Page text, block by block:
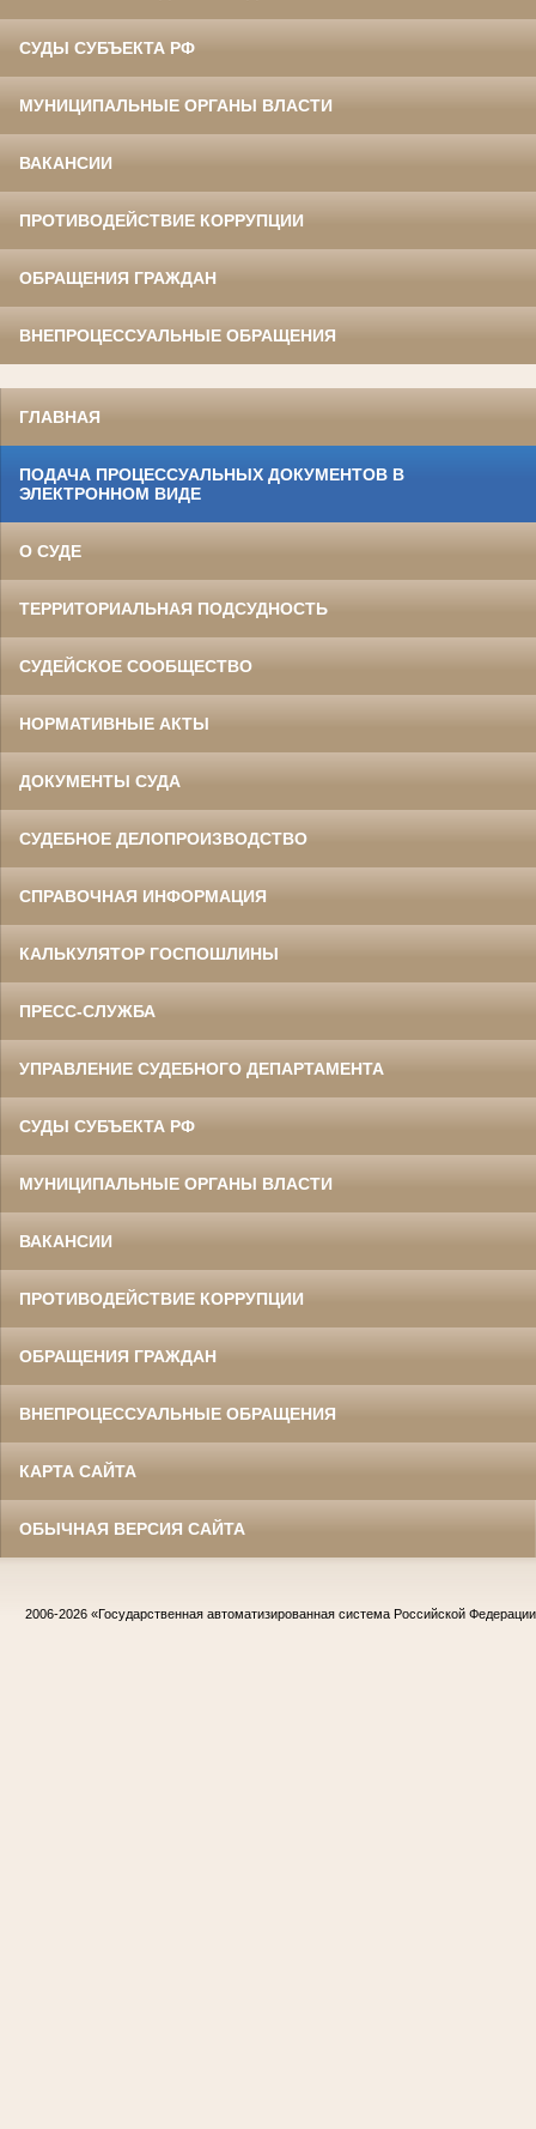
СУДЫ СУБЪЕКТА РФ
МУНИЦИПАЛЬНЫЕ ОРГАНЫ ВЛАСТИ
ВАКАНСИИ
ПРОТИВОДЕЙСТВИЕ КОРРУПЦИИ
ОБРАЩЕНИЯ ГРАЖДАН
ВНЕПРОЦЕССУАЛЬНЫЕ ОБРАЩЕНИЯ
ГЛАВНАЯ
ПОДАЧА ПРОЦЕССУАЛЬНЫХ ДОКУМЕНТОВ В
ЭЛЕКТРОННОМ ВИДЕ
О СУДЕ
ТЕРРИТОРИАЛЬНАЯ ПОДСУДНОСТЬ
СУДЕЙСКОЕ СООБЩЕСТВО
НОРМАТИВНЫЕ АКТЫ
ДОКУМЕНТЫ СУДА
СУДЕБНОЕ ДЕЛОПРОИЗВОДСТВО
СПРАВОЧНАЯ ИНФОРМАЦИЯ
КАЛЬКУЛЯТОР ГОСПОШЛИНЫ
ПРЕСС-СЛУЖБА
УПРАВЛЕНИЕ СУДЕБНОГО ДЕПАРТАМЕНТА
СУДЫ СУБЪЕКТА РФ
МУНИЦИПАЛЬНЫЕ ОРГАНЫ ВЛАСТИ
ВАКАНСИИ
ПРОТИВОДЕЙСТВИЕ КОРРУПЦИИ
ОБРАЩЕНИЯ ГРАЖДАН
ВНЕПРОЦЕССУАЛЬНЫЕ ОБРАЩЕНИЯ
КАРТА САЙТА
ОБЫЧНАЯ ВЕРСИЯ САЙТА
2006-2026 «Государственная автоматизированная система Российской